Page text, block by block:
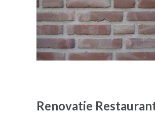
Renovatie